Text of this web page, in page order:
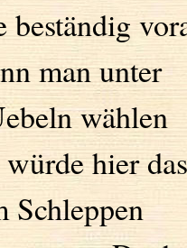
beständig
man unter
wählen
hier das
Schleppen